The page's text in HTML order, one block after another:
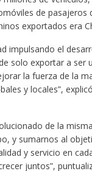
de pasajeros
exportados era
impulsando el
solo exportar a ser
la fuerza de la
y locales”,
de la
y sumarnos al
y servicio en
juntos”,